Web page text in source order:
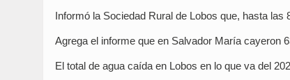
Informó la Sociedad Rural de Lobos que, hasta
Agrega el informe que en Salvador María cayeron
El total de agua caída en Lobos en lo que va del